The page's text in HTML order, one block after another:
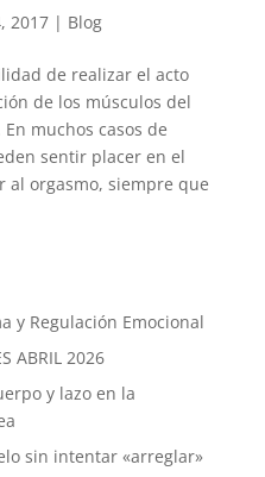
2017| Blog
de realizar el acto
de los músculos del
muchos casos de
sentir placer en el
al orgasmo, siempre que
y Regulación Emocional
ABRIL 2026
y lazo en la
sin intentar «arreglar»